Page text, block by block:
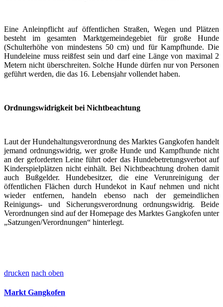
Eine Anleinpflicht auf öffentlichen Straßen, Wegen und Plätzen
besteht im gesamten Marktgemeindegebiet für große Hunde
(Schulterhöhe von mindestens 50 cm) und für Kampfhunde. Die
Hundeleine muss reißfest sein und darf eine Länge von maximal 2
Metern nicht überschreiten. Solche Hunde dürfen nur von Personen
geführt werden, die das 16. Lebensjahr vollendet haben.
Ordnungswidrigkeit bei Nichtbeachtung
Laut der Hundehaltungsverordnung des Marktes Gangkofen handelt
jemand ordnungswidrig, wer große Hunde und Kampfhunde nicht
an der geforderten Leine führt oder das Hundebetretungsverbot auf
Kinderspielplätzen nicht einhält. Bei Nichtbeachtung drohen damit
auch Bußgelder. Hundebesitzer, die eine Verunreinigung der
öffentlichen Flächen durch Hundekot in Kauf nehmen und nicht
wieder entfernen, handeln ebenso nach der gemeindlichen
Reinigungs- und Sicherungsverordnung ordnungswidrig. Beide
Verordnungen sind auf der Homepage des Marktes Gangkofen unter
„Satzungen/Verordnungen“ hinterlegt.
drucken nach oben
Markt Gangkofen